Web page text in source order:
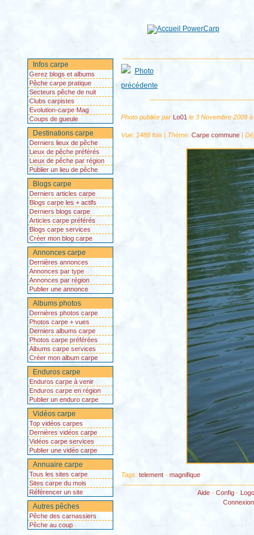
Infos carpe
Gerez blogs et albums
Pêche carpe pratique
Secteurs pêche de nuit
Clubs carpistes
Evolution-carpe Mag
Coups de gueule
Destinations carpe
Derniers lieux de pêche
Lieux de pêche préférés
Lieux de pêche par région
Publier un lieu de pêche
Blogs carpe
Derniers articles carpe
Blogs carpe les + actifs
Derniers blogs carpe
Articles carpe préférés
Blogs carpe services
Créer mon blog carpe
Annonces carpe
Dernières annonces
Annonces par type
Annonces par région
Publier une annonce
Albums photos
Dernières photos carpe
Photos carpe + vues
Derniers albums carpe
Photos carpe préférées
Albums carpe services
Créer mon album carpe
Enduros carpe
Enduros carpe à venir
Enduros carpe en région
Publier un enduro carpe
Vidéos carpe
Top vidéos carpes
Dernières vidéos carpe
Vidéos carpe services
Publier une vidéo carpe
Annuaire carpe
Tous les sites carpe
Sites carpe du mois
Référencer un site
Autres pêches
Pêche des carnassiers
Pêche au coup
Photo publiée par Lo01 le 3 Novembre 2009
Vue: 1488 fois | Thème: Carpe commune|
Tags: telement- magnifique
Aide- Config-
Connexion